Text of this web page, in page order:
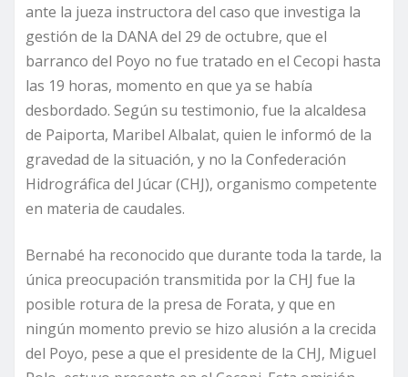
ante la jueza instructora del caso que investiga la
gestión de la DANA del 29 de octubre, que el
barranco del Poyo no fue tratado en el Cecopi hasta
las 19 horas, momento en que ya se había
desbordado. Según su testimonio, fue la alcaldesa
de Paiporta, Maribel Albalat, quien le informó de la
gravedad de la situación, y no la Confederación
Hidrográfica del Júcar (CHJ), organismo competente
en materia de caudales.
Bernabé ha reconocido que durante toda la tarde, la
única preocupación transmitida por la CHJ fue la
posible rotura de la presa de Forata, y que en
ningún momento previo se hizo alusión a la crecida
del Poyo, pese a que el presidente de la CHJ, Miguel